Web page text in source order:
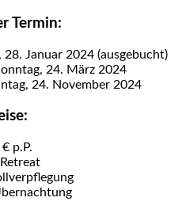
Termin:
Januar 2024 (ausgebucht)
24. März 2024
24. November 2024
p.P.